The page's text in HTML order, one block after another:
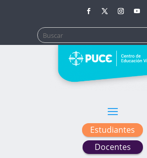
Buscar:
Estudiantes
Docentes